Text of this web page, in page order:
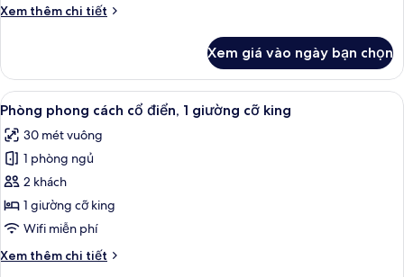
kế
giường
cỡ
king
Xem thêm chi tiết
Chi
Phòng
Suite
có
kế
đặc
giường
cỡ
king
Xem giá vào ngày bạn chọn
Xem
tất
cả
ảnh
Phòng
phong
cách
điển,
Vòi sen/bồn tắm kết hợp, bồn tắm
19
Phòng phong cách cổ điển, 1 giường cỡ king
30 mét vuông
1 phòng ngủ
2 khách
1 giường cỡ king
Wifi miễn phí
Xem thêm chi tiết
Chi